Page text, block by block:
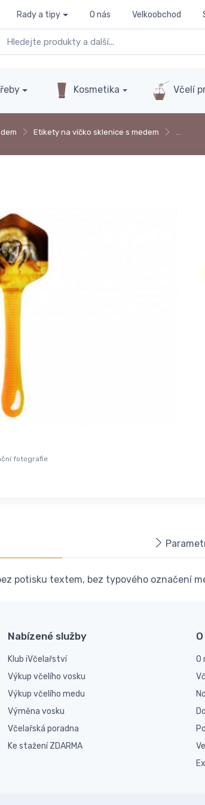
Rady a tipy O nás Velkoobchod
Kosmetika Včelí
Etikety na víčko sklenice s medem …
fotografie
potisku textem, bez typového označení
Nabízené služby
Klub iVčelařství
Výkup včelího vosku
Výkup včelího medu
Výměna vosku
Včelařská poradna
Ke stažení ZDARMA
O